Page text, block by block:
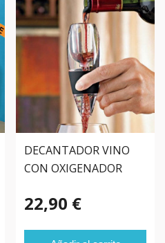
DECANTADOR VINO
CON OXIGENADOR
22,90 €